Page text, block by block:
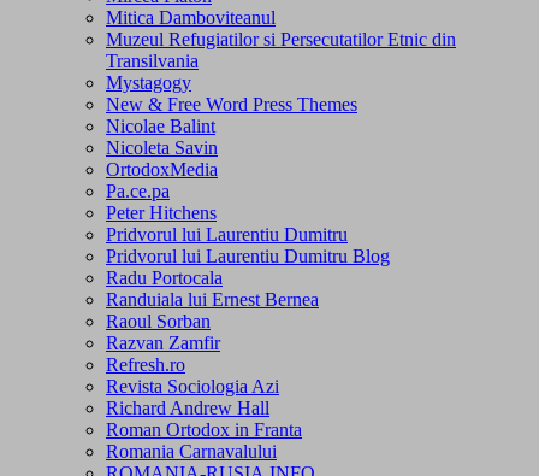
Mitica Damboviteanul
Muzeul Refugiatilor si Persecutatilor Etnic din
Transilvania
Mystagogy
New & Free Word Press Themes
Nicolae Balint
Nicoleta Savin
OrtodoxMedia
Pa.ce.pa
Peter Hitchens
Pridvorul lui Laurentiu Dumitru
Pridvorul lui Laurentiu Dumitru Blog
Radu Portocala
Randuiala lui Ernest Bernea
Raoul Sorban
Razvan Zamfir
Refresh.ro
Revista Sociologia Azi
Richard Andrew Hall
Roman Ortodox in Franta
Romania Carnavalului